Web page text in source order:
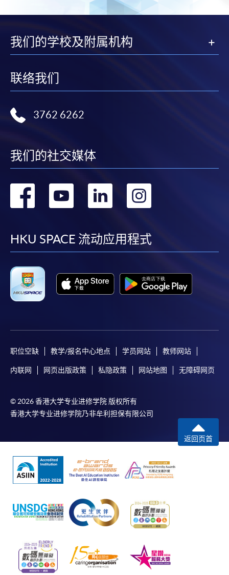
我们的学校及附属机构
联络我们
3762 6262
我们的社交媒体
转
facebook
转
youtube
转
linkedin
HKU SPACE 流动应用程式
职位空缺 教学/报名中心地点 学员网站 教师网站
内联网 网页出版政策 私隐政策 网站地图 无障碍网页
© 2026 香港大学专业进修学院 版权所有
香港大学专业进修学院乃非牟利担保有限公司
返回页首